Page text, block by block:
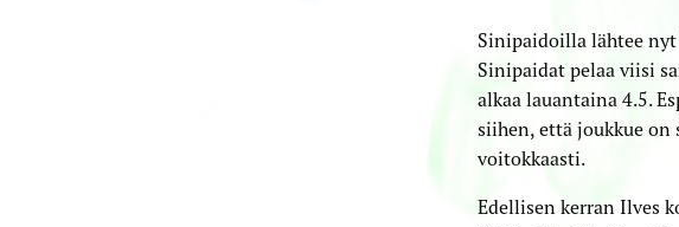
Sinipaidoilla lähtee
Sinipaidat pelaa viisi
alkaa lauantaina 4.5.
siihen, että joukkue
voitokkaasti.
Edellisen kerran Ilves